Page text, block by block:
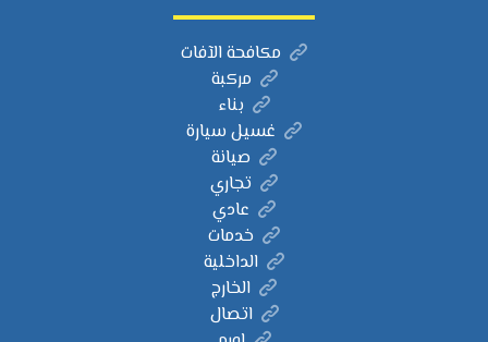
مكافحة الآفات
مركبة
بناء
غسيل سيارة
صيانة
تجاري
عادي
خدمات
الداخلية
الخارج
اتصال